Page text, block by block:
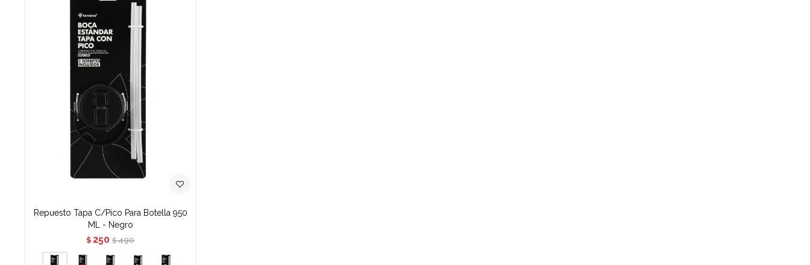
Repuesto Tapa C/Pico Para Botella 950
ML - Negro
$ 250 $ 490